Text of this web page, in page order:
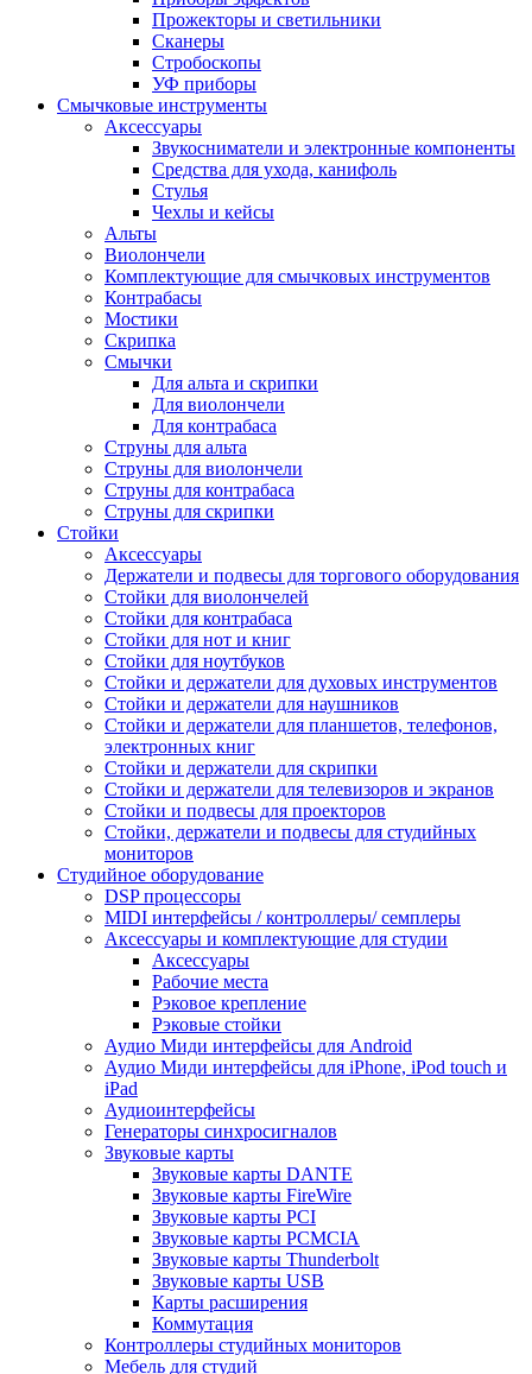
Прожекторы и светильники
Сканеры
Стробоскопы
УФ приборы
Смычковые инструменты
Аксессуары
Звукосниматели и электронные компоненты
Средства для ухода, канифоль
Стулья
Чехлы и кейсы
Альты
Виолончели
Комплектующие для смычковых инструментов
Контрабасы
Мостики
Скрипка
Смычки
Для альта и скрипки
Для виолончели
Для контрабаса
Струны для альта
Струны для виолончели
Струны для контрабаса
Струны для скрипки
Стойки
Аксессуары
Держатели и подвесы для торгового оборудования
Стойки для виолончелей
Стойки для контрабаса
Стойки для нот и книг
Стойки для ноутбуков
Стойки и держатели для духовых инструментов
Стойки и держатели для наушников
Стойки и держатели для планшетов, телефонов,
электронных книг
Стойки и держатели для скрипки
Стойки и держатели для телевизоров и экранов
Стойки и подвесы для проекторов
Стойки, держатели и подвесы для студийных
мониторов
Студийное оборудование
DSP процессоры
MIDI интерфейсы / контроллеры/ семплеры
Аксессуары и комплектующие для студии
Аксессуары
Рабочие места
Рэковое крепление
Рэковые стойки
Аудио Миди интерфейсы для Android
Аудио Миди интерфейсы для iPhone, iPod touch и
iPad
Аудиоинтерфейсы
Генераторы синхросигналов
Звуковые карты
Звуковые карты DANTE
Звуковые карты FireWire
Звуковые карты PCI
Звуковые карты PCMCIA
Звуковые карты Thunderbolt
Звуковые карты USB
Карты расширения
Коммутация
Контроллеры студийных мониторов
Мебель для студий